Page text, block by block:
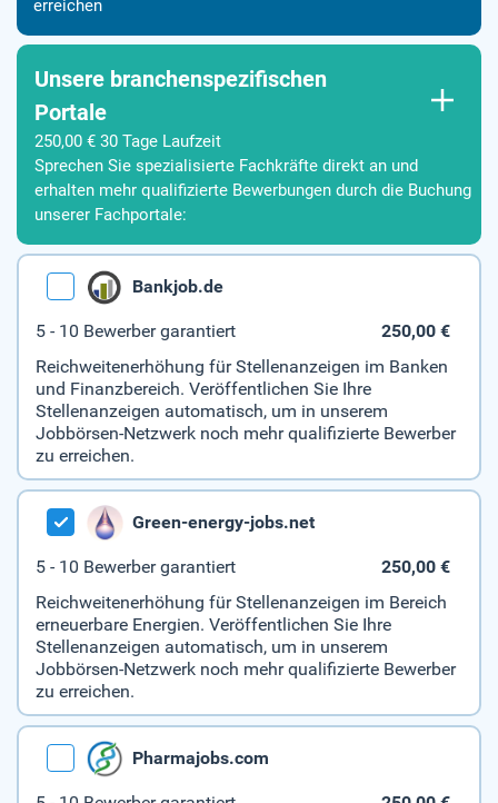
erreichen
Unsere branchenspezifischen
Portale
250,00 € 30 Tage Laufzeit
Sprechen Sie spezialisierte Fachkräfte direkt an und
erhalten mehr qualifizierte Bewerbungen durch die Buchung
unserer Fachportale:
Bankjob.de
5 - 10 Bewerber garantiert
250,00 €
Reichweitenerhöhung für Stellenanzeigen im Banken
und Finanzbereich. Veröffentlichen Sie Ihre
Stellenanzeigen automatisch, um in unserem
Jobbörsen-Netzwerk noch mehr qualifizierte Bewerber
zu erreichen.
Green-energy-jobs.net
5 - 10 Bewerber garantiert
250,00 €
Reichweitenerhöhung für Stellenanzeigen im Bereich
erneuerbare Energien. Veröffentlichen Sie Ihre
Stellenanzeigen automatisch, um in unserem
Jobbörsen-Netzwerk noch mehr qualifizierte Bewerber
zu erreichen.
Pharmajobs.com